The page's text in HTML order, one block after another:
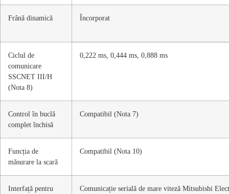
Frână dinamică Încorporat
Ciclul de
comunicare
SSCNET III/H
(Nota 8)
0,222 ms, 0,444 ms, 0,888 ms
Control în buclă
complet închisă
Compatibil (Nota 7)
Funcția de
măsurare la scară
Compatibil (Nota 10)
Interfață pentru
Comunicație serială de mare viteză Mitsubishi